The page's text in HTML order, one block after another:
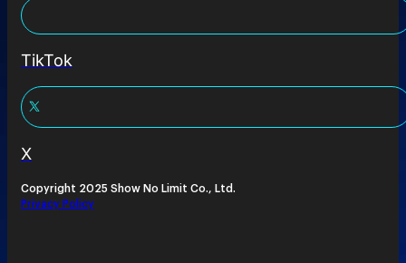
TikTok
X
Copyright 2025 Show No Limit Co., Ltd.
Privacy Policy